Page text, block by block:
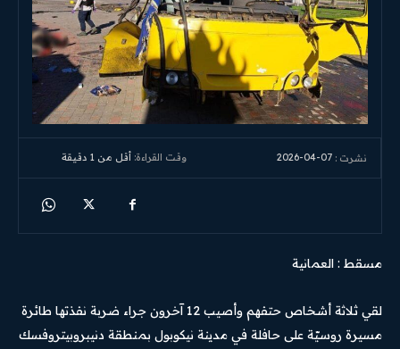
نشرت : 2026-04-07 وقت القراءة: أقل من 1 دقيقة
مسقط : العمانية
لقي ثلاثة أشخاص حتفهم وأصيب 12 آخرون جراء ضربة نفذتها طائرة
مسيرة روسيّة على حافلة في مدينة نيكوبول بمنطقة دنيبروبيتروفسك